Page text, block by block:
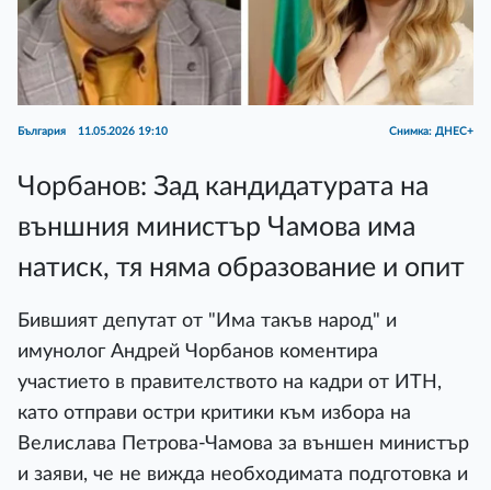
България 11.05.2026 19:10 Снимка: ДНЕС+
Чорбанов: Зад кандидатурата на
външния министър Чамова има
натиск, тя няма образование и опит
Бившият депутат от "Има такъв народ" и
имунолог Андрей Чорбанов коментира
участието в правителството на кадри от ИТН,
като отправи остри критики към избора на
Велислава Петрова-Чамова за външен министър
и заяви, че не вижда необходимата подготовка и